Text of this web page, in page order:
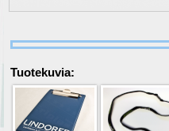
Tuotekuvia: